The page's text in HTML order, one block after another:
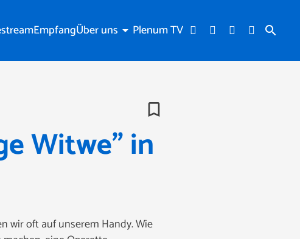
search
EmpfangÜber uns arrow_drop_down Plenum TV
bookmark_border
Witwe" in
wir oft auf unserem Handy. Wie